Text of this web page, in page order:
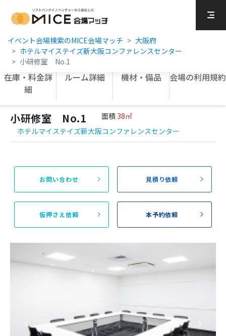
イベント会場検索のMICE会場マッチ
大阪府
ホテルマイステイズ新大阪コンファレンスセンター
小研修室 No.1
在庫・料金詳
細
ルーム詳細 機材・備品 会場の利用規約
小研修室 No.1 面積 38㎡
ホテルマイステイズ新大阪コンファレンスセンター
お問い合わせ 見積り依頼
仮押さえ依頼 本予約依頼